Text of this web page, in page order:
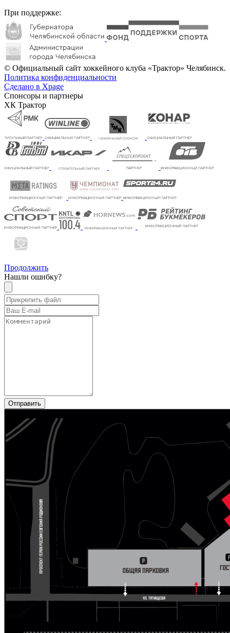
При поддержке:
© Официальный сайт хоккейного клуба «Трактор» Челябинск.
Политика конфиденциальности
Сделано в Xpage
Спонсоры и партнеры
ХК Трактор
Продолжить
Нашли ошибку?